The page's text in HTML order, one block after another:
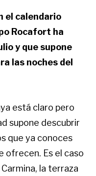
el calendario
Rocafort ha
y que supone
las noches del
está claro pero
supone descubrir
que ya conoces
ofrecen. Es el caso
la terraza